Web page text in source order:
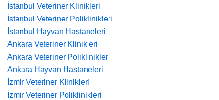
İstanbul Veteriner Klinikleri
İstanbul Veteriner Poliklinikleri
İstanbul Hayvan Hastaneleri
Ankara Veteriner Klinikleri
Ankara Veteriner Poliklinikleri
Ankara Hayvan Hastaneleri
İzmir Veteriner Klinikleri
İzmir Veteriner Poliklinikleri